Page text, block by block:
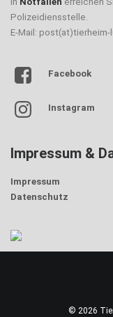
Polizeidiensstelle.
E-Mail:
Facebook
Instagram
Impressum &
Impressum
Datenschutz
© 2026